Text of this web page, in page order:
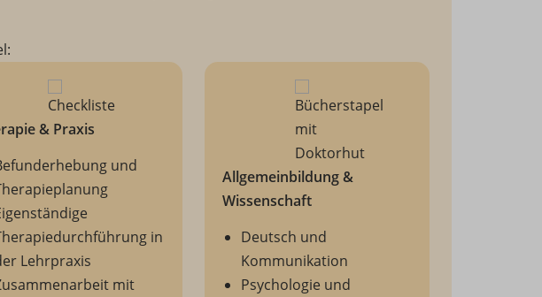
& Praxis
und
in
Lehrpraxis
mit
Allgemeinbildung &
Wissenschaft
Deutsch und
Kommunikation
Psychologie und